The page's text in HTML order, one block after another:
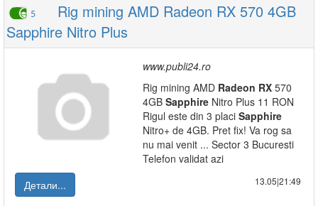
5
Rig mining AMD Radeon RX 570 4GB
Sapphire Nitro Plus
www.publi24.ro
Rig mining AMD Radeon RX 570
4GB Sapphire Nitro Plus 11 RON
Rigul este din 3 placi Sapphire
Nitro+ de 4GB. Pret fix! Va rog sa
nu mai venit ... Sector 3 Bucuresti
Telefon validat azi
Детали...
13.05|21:49